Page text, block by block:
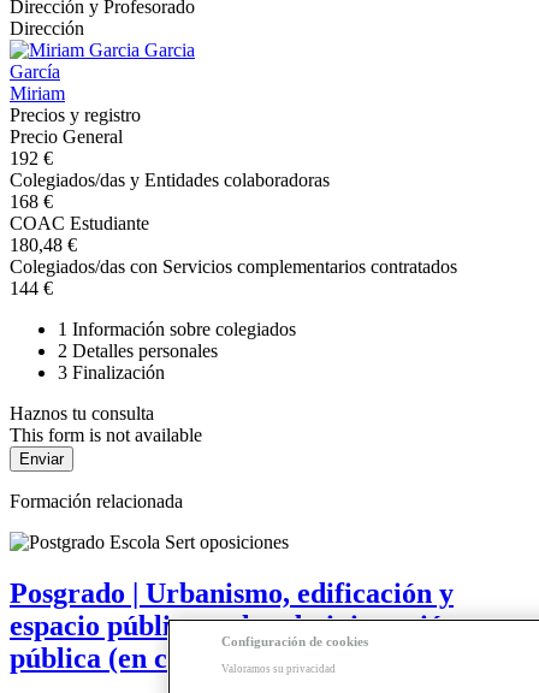
Dirección y Profesorado
Dirección
García
Miriam
Precios y registro
Precio General
192 €
Colegiados/das y Entidades colaboradoras
168 €
COAC Estudiante
180,48 €
Colegiados/das con Servicios complementarios contratados
144 €
1 Información sobre colegiados
2 Detalles personales
3 Finalización
Haznos tu consulta
This form is not available
Formación relacionada
Posgrado | Urbanismo, edificación y
espacio público en la administración
pública (en catalán)
Configuración de cookies
Valoramos su privacidad